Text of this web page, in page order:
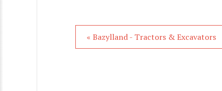
« Bazylland - Tractors & Excavators